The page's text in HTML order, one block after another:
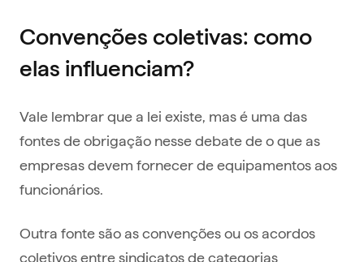
Convenções coletivas: como
elas influenciam?
Vale lembrar que a lei existe, mas é uma das
fontes de obrigação nesse debate de o que as
empresas devem fornecer de equipamentos aos
funcionários.
Outra fonte são as convenções ou os acordos
coletivos entre sindicatos de categorias